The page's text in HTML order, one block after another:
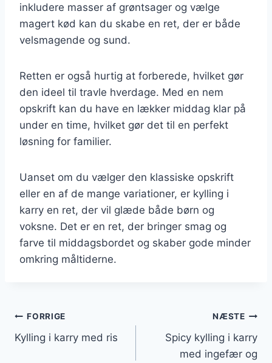
inkludere masser af grøntsager og vælge
magert kød kan du skabe en ret, der er både
velsmagende og sund.
Retten er også hurtig at forberede, hvilket gør
den ideel til travle hverdage. Med en nem
opskrift kan du have en lækker middag klar på
under en time, hvilket gør det til en perfekt
løsning for familier.
Uanset om du vælger den klassiske opskrift
eller en af de mange variationer, er kylling i
karry en ret, der vil glæde både børn og
voksne. Det er en ret, der bringer smag og
farve til middagsbordet og skaber gode minder
omkring måltiderne.
Indlægsnavigation
FORRIGE
Kylling i karry med ris
NÆSTE
Spicy kylling i karry
med ingefær og